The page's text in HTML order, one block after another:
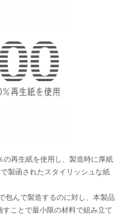
の再生紙を使用し、製造時に厚紙
製函されたスタイリッシュな紙
包んで製造するのに対し、本製品
ことで最小限の材料で組み立て